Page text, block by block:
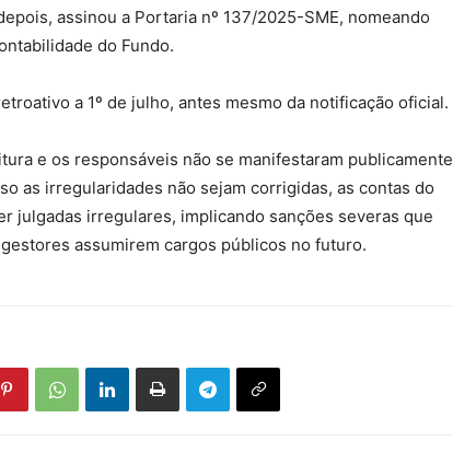
assinou a Portaria nº 137/2025-SME, nomeando
do Fundo.
a 1º de julho, antes mesmo da notificação oficial.
e os responsáveis não se manifestaram publicamente
as irregularidades não sejam corrigidas, as contas do
julgadas irregulares, implicando sanções severas que
assumirem cargos públicos no futuro.